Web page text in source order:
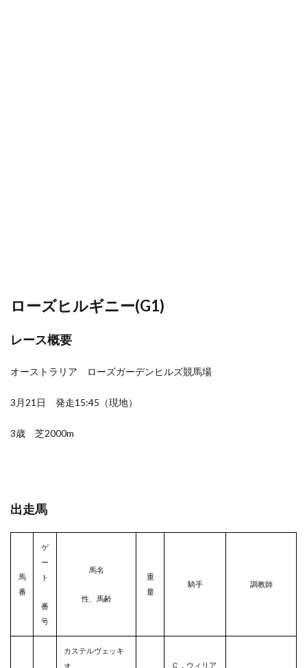
ローズヒルギニー(G1)
レース概要
オーストラリア ローズガーデンヒルズ競馬場
3月21日 発走15:45（現地）
3歳 芝2000m
出走馬
馬
番
ゲ
ー
ト
番
号
馬名
性、馬齢
重
量
騎手 調教師
カステルヴェッキ
オ
Ｃ．ウィリア